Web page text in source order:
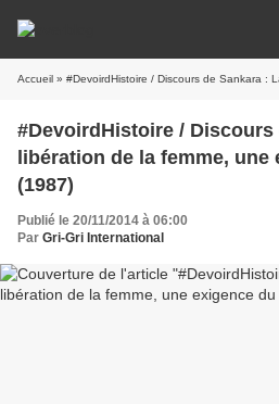
Accueil » #DevoirdHistoire / Discours de Sankara : La
#DevoirdHistoire / Discours
libération de la femme,
(1987)
Publié le 20/11/2014 à 06:00
Par Gri-Gri International